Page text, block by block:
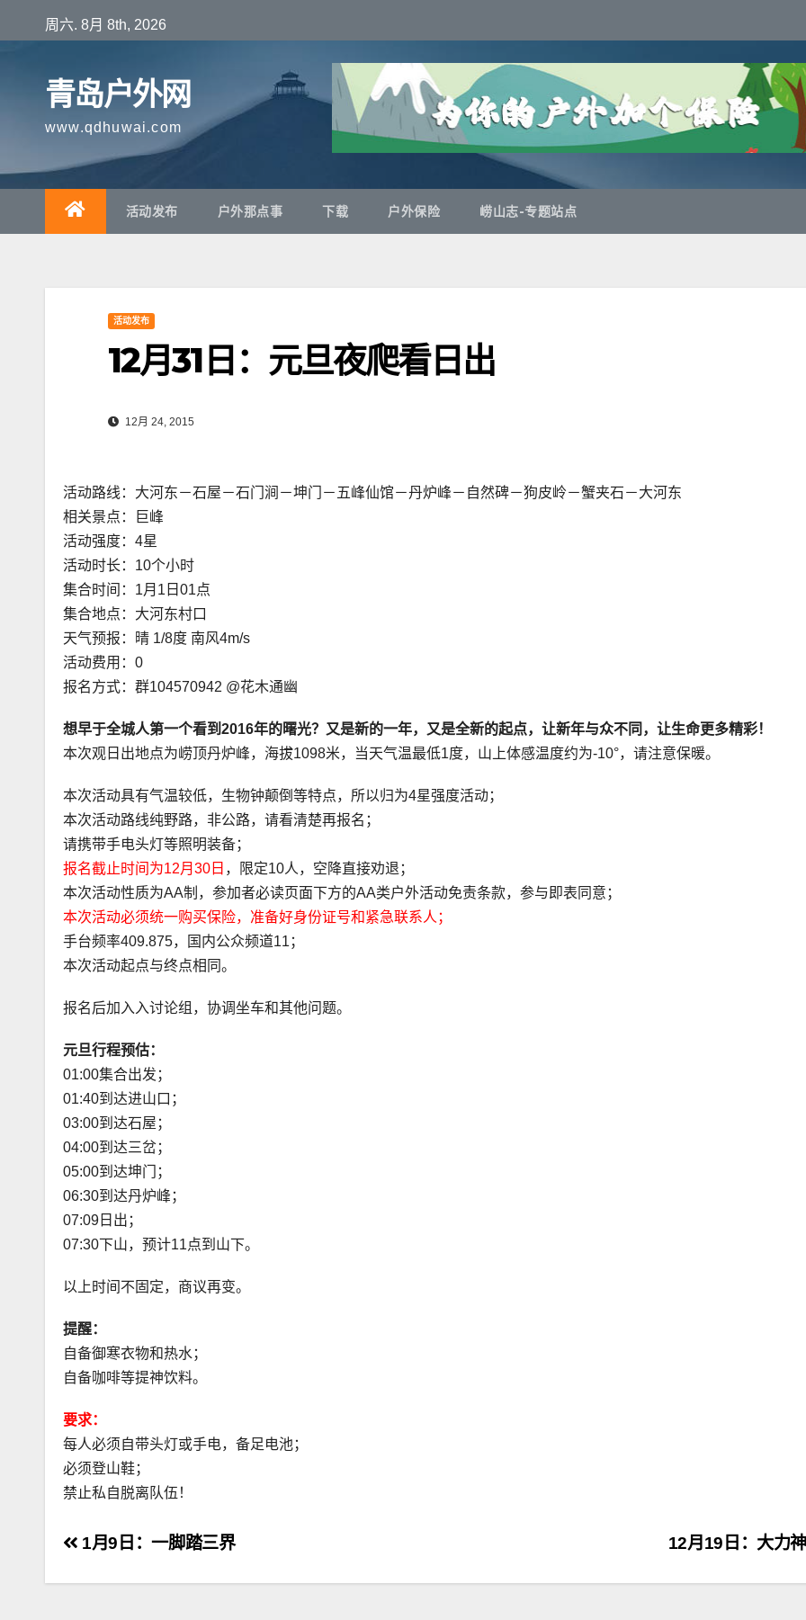
至
周六. 8月 8th, 2026
青岛户外网
www.qdhuwai.com
活动发布 户外那点事 下载 户外保险 崂山志-专题站点
活动发布
12月31日：元旦夜爬看日出
12月 24, 2015
活动路线：大河东－石屋－石门涧－坤门－五峰仙馆－丹炉峰－自然碑－狗皮岭－蟹夹石－大河东
相关景点：巨峰
活动强度：4星
活动时长：10个小时
集合时间：1月1日01点
集合地点：大河东村口
天气预报：晴 1/8度 南风4m/s
活动费用：0
报名方式：群104570942 @花木通幽
想早于全城人第一个看到2016年的曙光？又是新的一年，又是全新的起点，让新年与众不同，让生命更多精彩！
本次观日出地点为崂顶丹炉峰，海拔1098米，当天气温最低1度，山上体感温度约为-10°，请注意保暖。
本次活动具有气温较低，生物钟颠倒等特点，所以归为4星强度活动；
本次活动路线纯野路，非公路，请看清楚再报名；
请携带手电头灯等照明装备；
报名截止时间为12月30日 ，限定10人，空降直接劝退；
本次活动性质为AA制，参加者必读页面下方的AA类户外活动免责条款，参与即表同意；
本次活动必须统一购买保险，准备好身份证号和紧急联系人；
手台频率409.875，国内公众频道11；
本次活动起点与终点相同。
报名后加入入讨论组，协调坐车和其他问题。
元旦行程预估：
01:00集合出发；
01:40到达进山口；
03:00到达石屋；
04:00到达三岔；
05:00到达坤门；
06:30到达丹炉峰；
07:09日出；
07:30下山，预计11点到山下。
以上时间不固定，商议再变。
提醒：
自备御寒衣物和热水；
自备咖啡等提神饮料。
要求：
每人必须自带头灯或手电，备足电池；
必须登山鞋；
禁止私自脱离队伍！
文
章
12月19日：大力
1月9日：一脚踏三界